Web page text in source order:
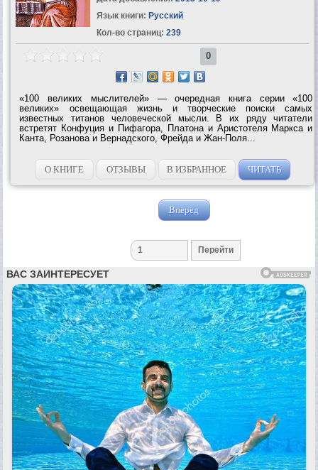
Язык книги: Русский
Кол-во страниц: 239
0
«100 великих мыслителей» — очередная книга серии «100
великих» освещающая жизнь и творческие поиски самых
известных титанов человеческой мысли. В их ряду читатели
встретят Конфуция и Пифагора, Платона и Аристотеля Маркса и
Канта, Розанова и Вернадского, Фрейда и Жан-Поля...
О КНИГЕ ОТЗЫВЫ В ИЗБРАННОЕ ЧИТАТЬ
Вперед